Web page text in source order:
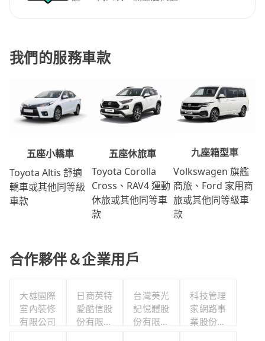
我們的服務車款
五座小轎車
Toyota Altis 舒適
轎車或其他同等級
車款
五座休旅車
Toyota Corolla
Cross、RAV4 運動
休旅或其他同等車
款
九座箱型車
Volkswagen 旗艦
商旅、Ford 家用商
旅或其他同等級車
款
合作夥伴＆企業用戶
大雄國際
室內裝修
有限公司
日商英特
愛酷信股
份有限公
台灣美光
記憶體股
份有限公
科技管理
家網路事
業股份有